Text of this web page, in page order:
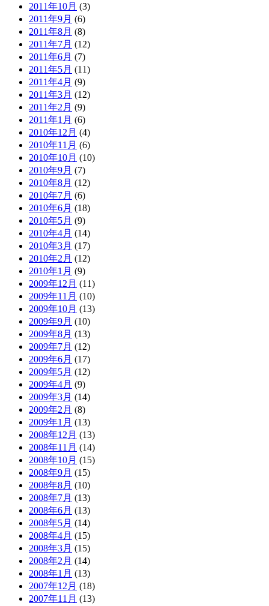
2011年10月 (3)
2011年9月 (6)
2011年8月 (8)
2011年7月 (12)
2011年6月 (7)
2011年5月 (11)
2011年4月 (9)
2011年3月 (12)
2011年2月 (9)
2011年1月 (6)
2010年12月 (4)
2010年11月 (6)
2010年10月 (10)
2010年9月 (7)
2010年8月 (12)
2010年7月 (6)
2010年6月 (18)
2010年5月 (9)
2010年4月 (14)
2010年3月 (17)
2010年2月 (12)
2010年1月 (9)
2009年12月 (11)
2009年11月 (10)
2009年10月 (13)
2009年9月 (10)
2009年8月 (13)
2009年7月 (12)
2009年6月 (17)
2009年5月 (12)
2009年4月 (9)
2009年3月 (14)
2009年2月 (8)
2009年1月 (13)
2008年12月 (13)
2008年11月 (14)
2008年10月 (15)
2008年9月 (15)
2008年8月 (10)
2008年7月 (13)
2008年6月 (13)
2008年5月 (14)
2008年4月 (15)
2008年3月 (15)
2008年2月 (14)
2008年1月 (13)
2007年12月 (18)
2007年11月 (13)